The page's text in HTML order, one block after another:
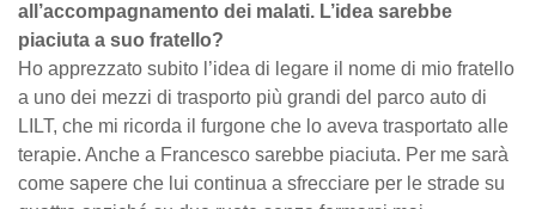
all’accompagnamento dei malati. L’idea sarebbe
piaciuta a suo fratello?
Ho apprezzato subito l’idea di legare il nome di mio fratello
a uno dei mezzi di trasporto più grandi del parco auto di
LILT, che mi ricorda il furgone che lo aveva trasportato alle
terapie. Anche a Francesco sarebbe piaciuta. Per me sarà
come sapere che lui continua a sfrecciare per le strade su